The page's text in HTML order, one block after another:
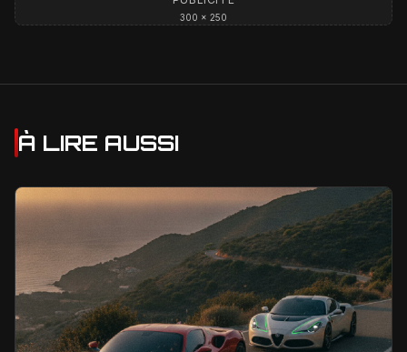
300 × 250
À LIRE AUSSI